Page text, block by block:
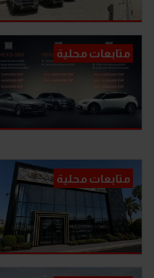
متابعات محلية
متابعات محلية